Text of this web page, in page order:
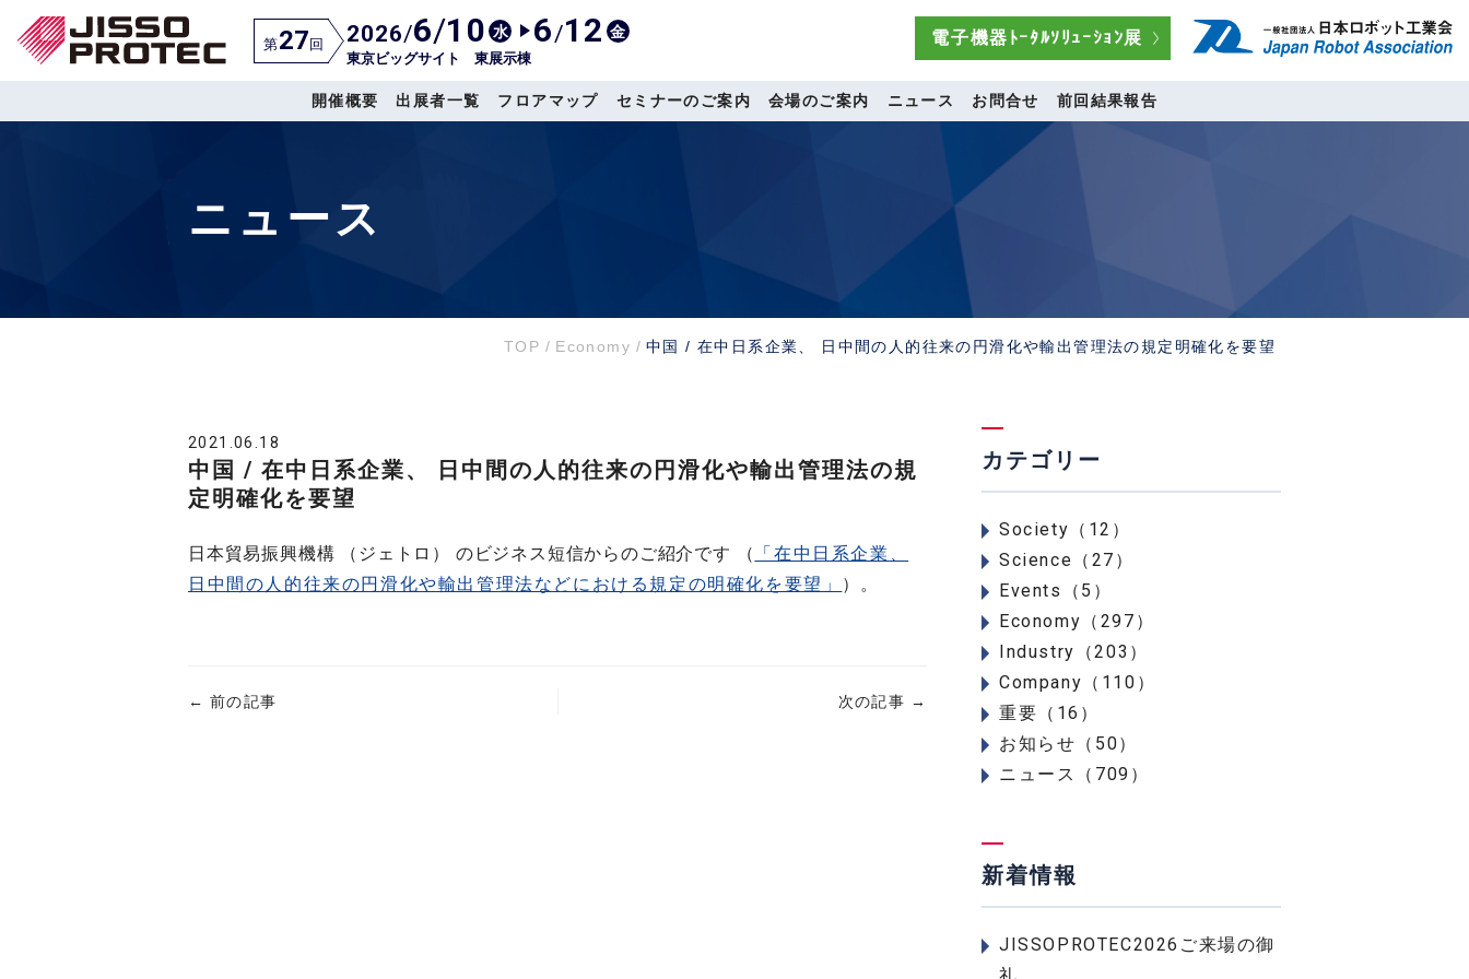
第27回 2026/6/10 水 6/12 金
東京ビッグサイト 東展示棟
電子機器ﾄｰﾀﾙｿﾘｭｰｼｮﾝ展
開催概要 出展者一覧 フロアマップ セミナーのご案内 会場のご案内 ニュース お問合せ 前回結果報告
ニュース
TOP / Economy / 中国 / 在中日系企業、 日中間の人的往来の円滑化や輸出管理法の規定明確化を要望
2021.06.18
中国 / 在中日系企業、 日中間の人的往来の円滑化や輸出管理法の規
定明確化を要望
日本貿易振興機構 （ジェトロ） のビジネス短信からのご紹介です （
「在中日系企業、
日中間の人的往来の円滑化や輸出管理法などにおける規定の明確化を要望」 ）。
← 前の記事 次の記事 →
カテゴリー
Society（12）
Science（27）
Events（5）
Economy（297）
Industry（203）
Company（110）
重要（16）
お知らせ（50）
ニュース（709）
新着情報
JISSOPROTEC2026ご来場の御